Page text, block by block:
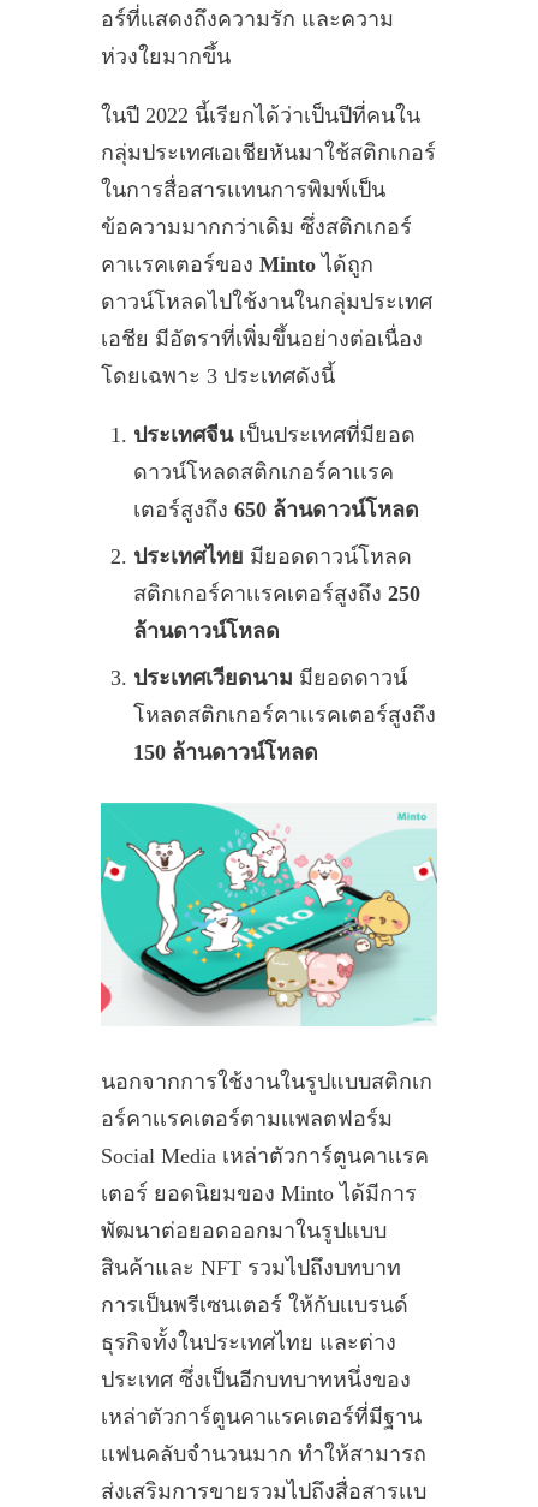
อร์ที่เเสดงถึงความรัก และความ
ห่วงใยมากขึ้น
ในปี 2022 นี้เรียกได้ว่าเป็นปีที่คนใน
กลุ่มประเทศเอเชียหันมาใช้สติกเกอร์
ในการสื่อสารเเทนการพิมพ์เป็น
ข้อความมากกว่าเดิม ซึ่งสติกเกอร์
คาเเรคเตอร์ของ Minto ได้ถูก
ดาวน์โหลดไปใช้งานในกลุ่มประเทศ
เอชีย มีอัตราที่เพิ่มขึ้นอย่างต่อเนื่อง
โดยเฉพาะ 3 ประเทศดังนี้
ประเทศจีนเป็นประเทศที่มียอด
ดาวน์โหลดสติกเกอร์คาเเรค
เตอร์สูงถึง 650 ล้านดาวน์โหลด
ประเทศไทย มียอดดาวน์โหลด
สติกเกอร์คาเเรคเตอร์สูงถึง 250
ล้านดาวน์โหลด
ประเทศเวียดนาม มียอดดาวน์
โหลดสติกเกอร์คาเเรคเตอร์สูงถึง
150 ล้านดาวน์โหลด
นอกจากการใช้งานในรูปแบบสติกเก
อร์คาเเรคเตอร์ตามเเพลตฟอร์ม
Social Media เหล่าตัวการ์ตูนคาเเรค
เตอร์ ยอดนิยมของ Minto ได้มีการ
พัฒนาต่อยอดออกมาในรูปแบบ
สินค้าและ NFT รวมไปถึงบทบาท
การเป็นพรีเซนเตอร์ ให้กับเเบรนด์
ธุรกิจทั้งในประเทศไทย และต่าง
ประเทศ ซึ่งเป็นอีกบทบาทหนึ่งของ
เหล่าตัวการ์ตูนคาเเรคเตอร์ที่มีฐาน
เเฟนคลับจำนวนมาก ทำให้สามารถ
ส่งเสริมการขายรวมไปถึงสื่อสารเเบ